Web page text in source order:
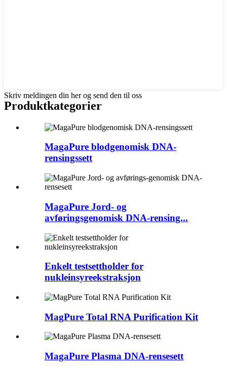
Skriv meldingen din her og send den til oss
Produktkategorier
MagaPure blodgenomisk DNA-
rensingssett
MagaPure Jord- og
avføringsgenomisk DNA-rensing...
Enkelt testsettholder for
nukleinsyreekstraksjon
MagPure Total RNA Purification Kit
MagaPure Plasma DNA-rensesett